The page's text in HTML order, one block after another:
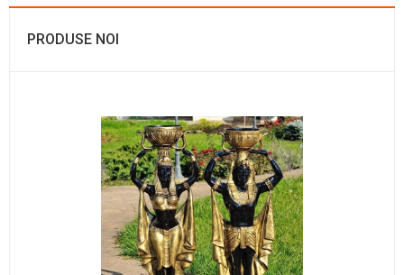
PRODUSE NOI